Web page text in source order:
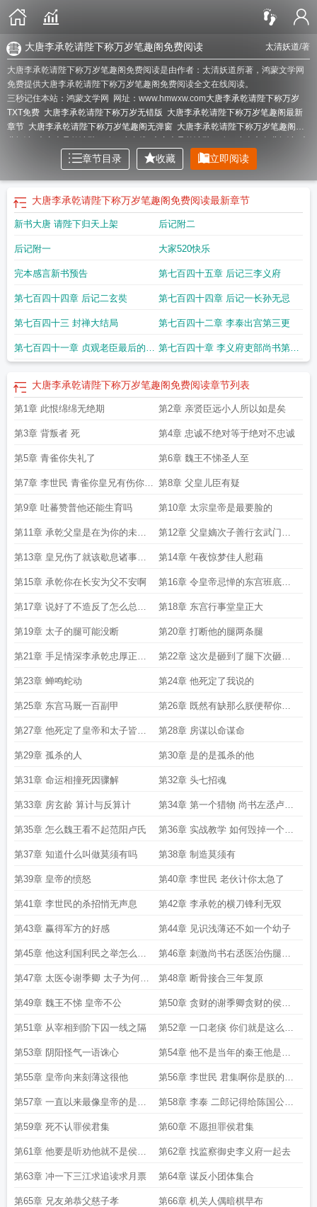
太清妖道/著
大唐李承乾请陛下称万岁笔趣阁免费阅读
大唐李承乾请陛下称万岁笔趣阁免费阅读是由作者：太清妖道所著，鸿蒙文学网
免费提供大唐李承乾请陛下称万岁笔趣阁免费阅读全文在线阅读。
三秒记住本站：鸿蒙文学网 网址：www.hmwxw.com大唐李承乾请陛下称万岁
TXT免费 大唐李承乾请陛下称万岁无错版 大唐李承乾请陛下称万岁笔趣阁最新
章节 大唐李承乾请陛下称万岁笔趣阁无弹窗 大唐李承乾请陛下称万岁笔趣阁免
唐李承乾请陛下称万岁 太清妖道
大唐李承乾请陛下称万岁TXT全本
请陛下称万岁手打无错字版大唐李承乾请陛下称万岁免费阅读软件
请陛下称万岁手打版大唐李承乾请陛下称万岁精校版大唐李承乾请陛下称万岁
笔趣阁无错版大唐请陛下退位大唐李承乾请陛下称万岁免费阅读
陛下称万岁在线阅读免费完整版大唐李承乾请陛下称万岁精校版免费大唐李承
乾请陛下称万岁大唐李承乾请陛下称万岁TXT大唐李承乾请陛下称万岁
新请陛下登基 大唐李承乾请陛下称万岁阅读大唐李承乾请陛下称万岁太清妖
道大唐李承乾请陛下称万岁无删减全文免费阅读大唐李承乾请陛下称万岁最新
版大唐李承乾请陛下称万岁第三中文网大唐李承乾请陛下称万岁 无弹窗大唐
请陛下称万岁笔 大唐李承乾请陛下称万岁全本免费大唐李承乾请陛下称万岁笔
李承乾请陛下称万岁全文大唐李承乾请陛下称万岁全本大唐李承乾请陛下称万
万岁最新大唐李承乾请陛下称万岁最新章节笔趣阁大唐李承乾请陛下称万岁笔
趣阁无弹窗最新章节大唐李承乾请陛下称万岁笔趣阁5200大唐李承乾请陛下称
万岁完整版免费大唐李承乾请陛下称万岁全文在线
章节目录 收藏 立即阅读
大唐李承乾请陛下称万岁笔趣阁免费阅读最新章节
新书大唐 请陛下归天上架 后记附二
后记附一 大家520快乐
完本感言新书预告 第七百四十五章 后记三李义府
第七百四十四章 后记二玄奘 第七百四十四章 后记一长孙无忌
第七百四十三 封禅大结局 第七百四十二章 李泰出宫第三更
第七百四十一章 贞观老臣最后的尾 第七百四十章 李义府吏部尚书第一
大唐李承乾请陛下称万岁笔趣阁免费阅读章节列表
第1章 此恨绵绵无绝期 第2章 亲贤臣远小人所以如是矣
第3章 背叛者 死 第4章 忠诚不绝对等于绝对不忠诚
第5章 青雀你失礼了 第6章 魏王不悌圣人至
第7章 李世民 青雀你皇兄有伤你多
分担
第8章 父皇儿臣有疑
第9章 吐蕃赞普他还能生育吗 第10章 太宗皇帝是最要脸的
第11章 承乾父皇是在为你的未来
清除障碍
第12章 父皇嫡次子善行玄武门啊
入库
第13章 皇兄伤了就该歇息诸事还
是青雀代
第14章 午夜惊梦佳人慰藉
第15章 承乾你在长安为父不安啊 第16章 令皇帝忌惮的东宫班底的
强横
第17章 说好了不造反了怎么总是
往那边想
第18章 东宫行事堂皇正大
第19章 太子的腿可能没断 第20章 打断他的腿两条腿
第21章 手足情深李承乾忠厚正直
李义府
第22章 这次是砸到了腿下次砸到
头怎么办
第23章 蝉鸣蛇动 第24章 他死定了我说的
第25章 东宫马厩一百副甲 第26章 既然有缺那么朕便帮你补
上
第27章 他死定了皇帝和太子皆如
是说
第28章 房谋以命谋命
第29章 孤杀的人 第30章 是的是孤杀的他
第31章 命运相撞死因骤解 第32章 头七招魂
第33章 房玄龄 算计与反算计 第34章 第一个猎物 尚书左丞卢承
庆
第35章 怎么魏王看不起范阳卢氏 第36章 实战教学 如何毁掉一个顶
级世家的名
第37章 知道什么叫做莫须有吗 第38章 制造莫须有
第39章 皇帝的愤怒 第40章 李世民 老伙计你太急了
第41章 李世民的杀招悄无声息 第42章 李承乾的横刀锋利无双
第43章 赢得军方的好感 第44章 见识浅薄还不如一个幼子
第45章 他这利国利民之举怎么就
成了胡说了
第46章 刺激尚书右丞医治伤腿之
法
第47章 太医令谢季卿 太子为何不
见老夫
第48章 断骨接合三年复原
第49章 魏王不悌 皇帝不公 第50章 贪财的谢季卿贪财的侯君
集大方的
第51章 从宰相到阶下囚一线之隔 第52章 一口老痰 你们就是这么辅
佐陛下的
第53章 阴阳怪气一语诛心 第54章 他不是当年的秦王他是杨
广啊
第55章 皇帝向来刻薄这很他 第56章 李世民 君集啊你是朕的兄
弟
第57章 一直以来最像皇帝的是太
子
第58章 李泰 二郎记得给陈国公府
送年礼
第59章 死不认罪侯君集 第60章 不愿担罪侯君集
第61章 他要是听劝他就不是侯君
集了
第62章 找监察御史李义府一起去
第63章 冲一下三江求追读求月票 第64章 谋反小团体集合
第65章 兄友弟恭父慈子孝 第66章 机关人偶暗棋早布